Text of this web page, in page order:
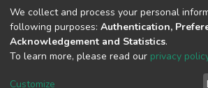
Full item page
DSpace software copyright ©
Cookie End
We collect and process your personal
following purposes: Authentication,
Acknowledgement and Statistics.
To learn more, please read our privacy
Customize